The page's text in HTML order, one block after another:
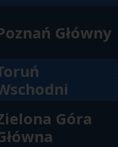
Główny
Góra